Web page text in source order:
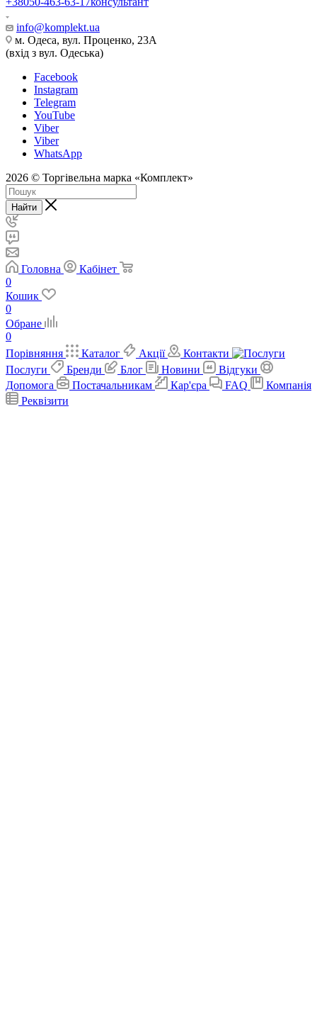
info@komplekt.ua
м. Одеса, вул. Проценко, 23А
(вхід з вул. Одеська)
Facebook
Instagram
Telegram
YouTube
Viber
Viber
WhatsApp
2026 © Торгівельна марка «Комплект»
Найти
Головна
Кабінет
0
Кошик
0
Обране
0
Порівняння
Каталог Акції
Контакти
Послуги
Бренди Блог Новини
Відгуки
Допомога
Постачальникам Кар'єра FAQ
Компанія
Реквізити